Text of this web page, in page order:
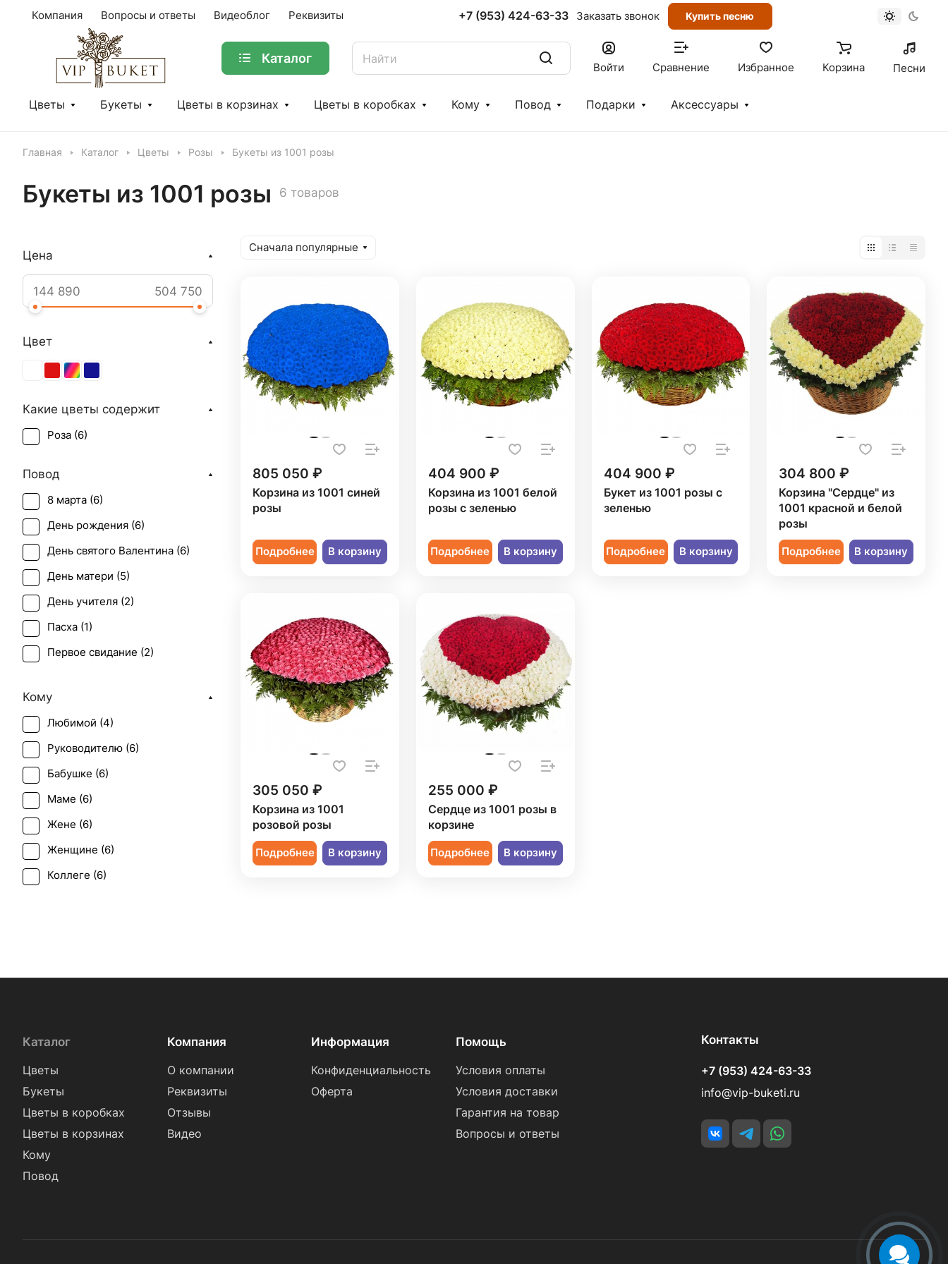
Компания Вопросы и ответы Видеоблог Реквизиты +7 (953) 424-63-33 Заказать звонок Купить песню
Каталог
Войти Сравнение Избранное Корзина Песни
Цветы Букеты Цветы в корзинах Цветы в коробках Кому Повод Подарки Аксессуары
Главная Каталог Цветы Розы Букеты из 1001 розы
Букеты из 1001 розы 6 товаров
Сначала популярные
805 050 ₽
Корзина из 1001 синей
розы
Подробнее В корзину
404 900 ₽
Корзина из 1001 белой
розы с зеленью
Подробнее В корзину
404 900 ₽
Букет из 1001 розы с
зеленью
Подробнее В корзину
304 800 ₽
Корзина "Сердце" из
1001 красной и белой
розы
Подробнее В корзину
305 050 ₽
Корзина из 1001
розовой розы
Подробнее В корзину
255 000 ₽
Сердце из 1001 розы в
корзине
Подробнее В корзину
Цена
Цвет
Какие цветы содержит
Роза (6)
Повод
8 марта (6)
День рождения (6)
День святого Валентина (6)
День матери (5)
День учителя (2)
Пасха (1)
Первое свидание (2)
Татьянин день (
Юбилей ( 6)
Кому
Любимой (4)
Руководителю (6)
Бабушке (6)
Маме (6)
Жене (6)
Женщине (6)
Коллеге (6)
Каталог
Цветы
Букеты
Цветы в коробках
Цветы в корзинах
Кому
Повод
Компания
О компании
Реквизиты
Отзывы
Видео
Информация
Конфиденциальность
Оферта
Помощь
Условия оплаты
Условия доставки
Гарантия на товар
Вопросы и ответы
Контакты
+7 (953) 424-63-33
info@vip-buketi.ru